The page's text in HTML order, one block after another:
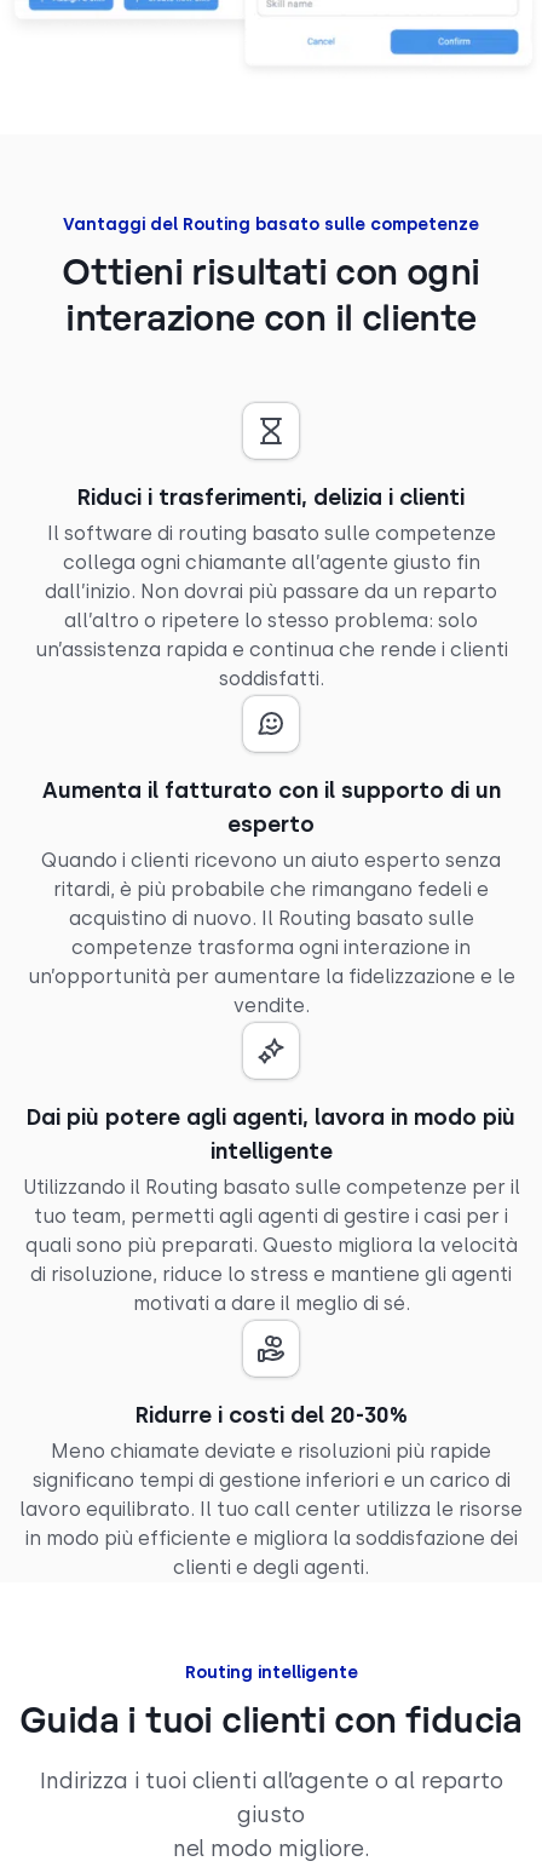
Vantaggi del Routing basato sulle competenze
Ottieni risultati con ogni
interazione con il cliente
Riduci i trasferimenti, delizia i clienti
Il software di routing basato sulle competenze
collega ogni chiamante all’agente giusto fin
dall’inizio. Non dovrai più passare da un reparto
all’altro o ripetere lo stesso problema: solo
un’assistenza rapida e continua che rende i clienti
soddisfatti.
Aumenta il fatturato con il supporto di un
esperto
Quando i clienti ricevono un aiuto esperto senza
ritardi, è più probabile che rimangano fedeli e
acquistino di nuovo. Il Routing basato sulle
competenze trasforma ogni interazione in
un’opportunità per aumentare la fidelizzazione e le
vendite.
Dai più potere agli agenti, lavora in modo più
intelligente
Utilizzando il Routing basato sulle competenze per il
tuo team, permetti agli agenti di gestire i casi per i
quali sono più preparati. Questo migliora la velocità
di risoluzione, riduce lo stress e mantiene gli agenti
motivati a dare il meglio di sé.
Ridurre i costi del 20-30%
Meno chiamate deviate e risoluzioni più rapide
significano tempi di gestione inferiori e un carico di
lavoro equilibrato. Il tuo call center utilizza le risorse
in modo più efficiente e migliora la soddisfazione dei
clienti e degli agenti.
Routing intelligente
Guida i tuoi clienti con fiducia
Indirizza i tuoi clienti all’agente o al reparto
giusto
nel modo migliore.